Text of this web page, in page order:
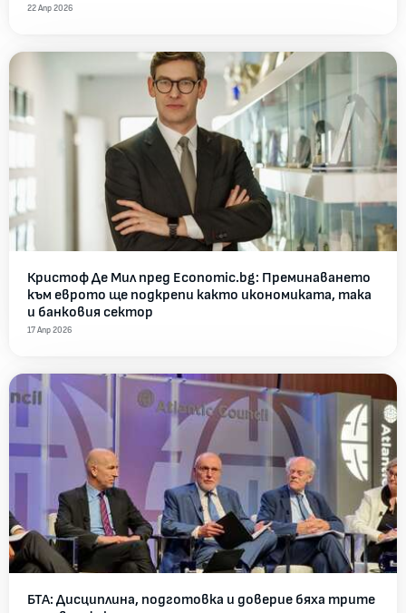
22 Апр 2026
Кристоф Де Мил пред Economic.bg: Преминаването
към еврото ще подкрепи както икономиката, така
и банковия сектор
17 Апр 2026
БТА: Дисциплина, подготовка и доверие бяха трите